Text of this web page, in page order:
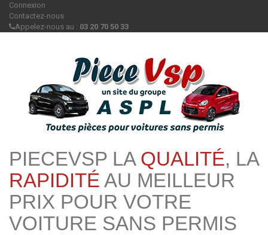
Connexion
Contactez-nous
Appelez-nous au : 03 20 70 50 33
PIECEVSP LA QUALITÉ, LA
RAPIDITÉ AU MEILLEUR
PRIX POUR VOTRE
VOITURE SANS PERMIS